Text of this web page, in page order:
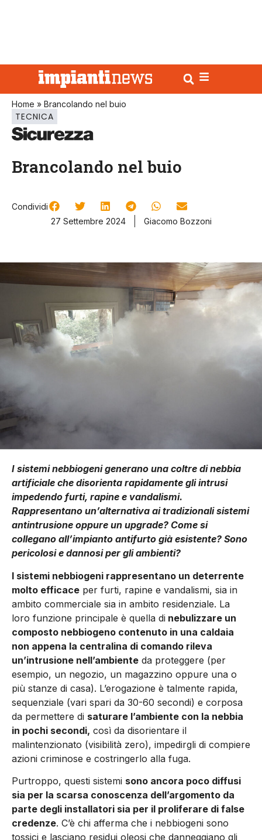
Home » Brancolando nel buio
TECNICA
Brancolando nel buio
Condividi
27 Settembre 2024
Giacomo Bozzoni
I sistemi nebbiogeni generano una coltre di nebbia
artificiale che disorienta rapidamente gli intrusi
impedendo furti, rapine e vandalismi.
Rappresentano un’alternativa ai tradizionali sistemi
antintrusione oppure un upgrade? Come si
collegano all’impianto antifurto già esistente? Sono
pericolosi e dannosi per gli ambienti?
I sistemi nebbiogeni rappre­sentano un deterrente
molto efficace per furti, rapine e van­dalismi, sia in
ambito commer­ciale sia in ambito residenziale. La
loro funzione principale è quella di nebulizzare un
composto nebbiogeno contenuto in una caldaia
non appena la centra­lina di comando rileva
un’intrusione nell’am­biente da proteggere (per
esempio, un negozio, un magazzino oppure una o
più stanze di casa). L’erogazione è talmente rapida,
sequenziale (vari spari da 30-60 secondi) e corposa
da permette­re di saturare l’ambiente con la nebbia
in pochi secondi, così da disorientare il
malintenzionato (visibilità zero), impedirgli di compiere
azioni criminose e costringerlo alla fuga.
Purtroppo, questi sistemi sono ancora poco dif­fusi
sia per la scarsa conoscenza dell’argomento da
parte degli installatori sia per il proliferare di false
credenze. C’è chi afferma che i nebbiogeni sono
tossici e lasciano residui oleosi che danneggiano gli